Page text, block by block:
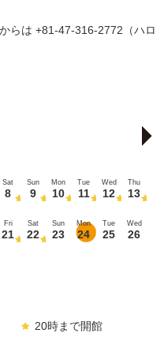
らは +81-47-316-2772（ハロ
Sat
8
Sun
9
Mon
10
Tue
11
Wed
12
Thu
13
Fri
21
Sat
22
Sun
23
Mon
24
Tue
25
Wed
26
20時まで開館